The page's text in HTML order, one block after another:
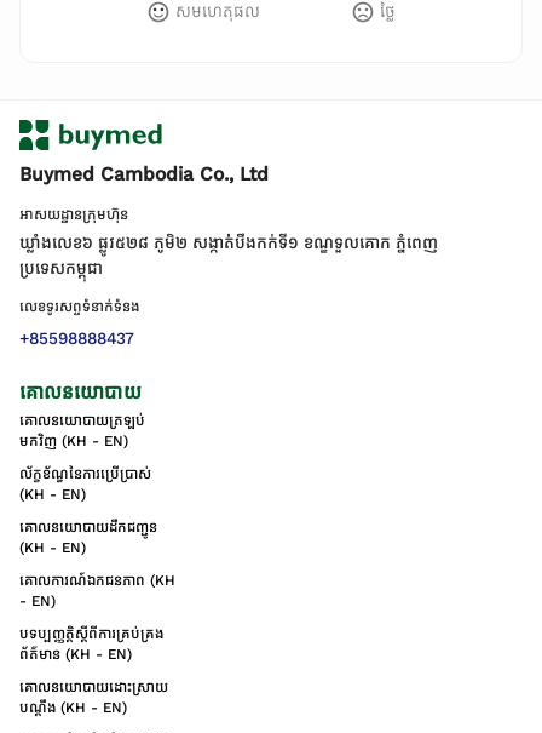
សមហេតុផល ថ្លៃ
Buymed Cambodia Co., Ltd
អាសយដ្ឋានក្រុមហ៊ុន
ឃ្លាំងលេខ៦ ផ្លូវ៥២៨ ភូមិ២ សង្កាត់់បឹងកក់ទី១ ខណ្ឌទួលគោក ភ្នំពេញ
ប្រទេសកម្ពុជា
លេខទូរសព្ទទំនាក់ទំនង
+85598888437
គោលនយោបាយ
គោលនយោបាយត្រឡប់
មកវិញ (KH - EN)
ល័ក្ខខ័ណ្ឌនៃការប្រើប្រាស់
(KH - EN)
គោលនយោបាយដឹកជញ្ជូន
(KH - EN)
គោលការណ៍ឯកជនភាព (KH
- EN)
បទប្បញ្ញត្តិស្តីពីការគ្រប់គ្រង
ព័ត៌មាន (KH - EN)
គោលនយោបាយដោះស្រាយ
បណ្ដឹង (KH - EN)